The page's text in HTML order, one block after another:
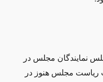
نمایندگان مجلس در
ریاست مجلس هنوز در